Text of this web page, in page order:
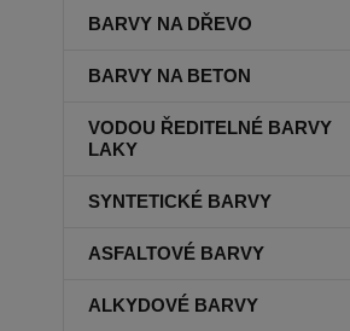
BARVY NA DŘEVO
BARVY NA BETON
VODOU ŘEDITELNÉ BARVY
LAKY
SYNTETICKÉ BARVY
ASFALTOVÉ BARVY
ALKYDOVÉ BARVY